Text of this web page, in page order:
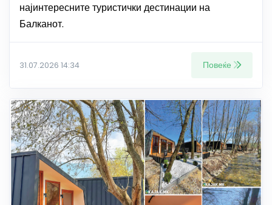
најинтересните туристички дестинации на
Балканот.
31.07.2026 14:34 Повеќе